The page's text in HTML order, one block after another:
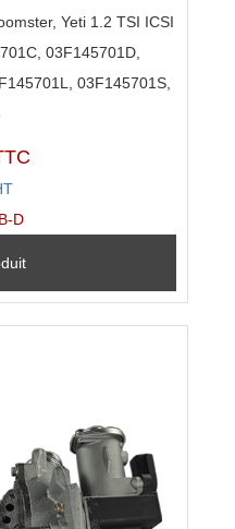
Yeti 1.2 TSI ICSI
03F145701D,
03F145701S,
D